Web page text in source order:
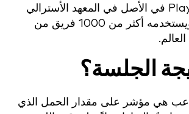
تطوير PlayerLoad في الأصل في المعهد الأسترالي
للرياضة (AIS) ويستخدمه أكثر من 1000 فريق من
الجلسة؟
هي مؤشر على مقدار الحمل الذي